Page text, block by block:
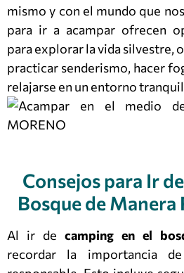
mismo y con el mundo que
para ir a acampar ofrecen
para explorar la vida silvestre,
practicar senderismo, hacer
relajarse en un entorno
Consejos para Ir
Bosque de Manera
Al ir de camping en el
recordar la importancia